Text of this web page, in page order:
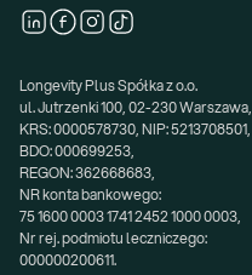
Longevity Plus Spółka z o.o.
ul. Jutrzenki 100, 02-230 Warszawa,
KRS: 0000578730, NIP: 5213708501,
BDO: 000699253,
REGON: 362668683,
NR konta bankowego:
75 1600 0003 1741 2452 1000 0003,
Nr rej. podmiotu leczniczego:
000000200611.